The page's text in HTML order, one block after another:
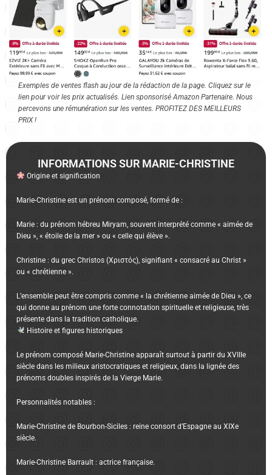
Exemples de ventes flash au jour de la rédaction de la page. Cliquez sur le
lien pour voir les prix actualisés. Lien sponsorisé Amazon Partenaire. Nous
percevons une rémunération sur les ventes. PROFITEZ DES MEILLEURS
PRIX !
INFORMATIONS SUR MARIE-CHRISTINE
Origine et signification
Marie-Christine est un prénom composé, formé de :
Marie : du prénom hébreu Miryam, souvent interprété comme « aimée de
Dieu », « étoile de la mer » ou « celle qui élève ».
Christine : du grec Christos (Χριστός), signifiant « consacré au Christ »
ou « chrétienne ».
L’ensemble peut être compris comme « la chrétienne aimée de Dieu », ce
qui donne au prénom une forte connotation spirituelle et religieuse, très
présente dans la tradition catholique.
Histoire et figures historiques
Le prénom composé Marie-Christine apparaît surtout à partir du XVIIIe
siècle dans les milieux aristocratiques et religieux, dans la lignée des
prénoms doubles inspirés de la Vierge Marie.
Personnalités notables :
Marie-Christine de Bourbon-Siciles : reine consort d’Espagne au XIXe
siècle.
Marie-Christine Barrault : actrice française.